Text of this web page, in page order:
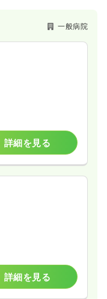
一般病院
詳細を見る
詳細を見る